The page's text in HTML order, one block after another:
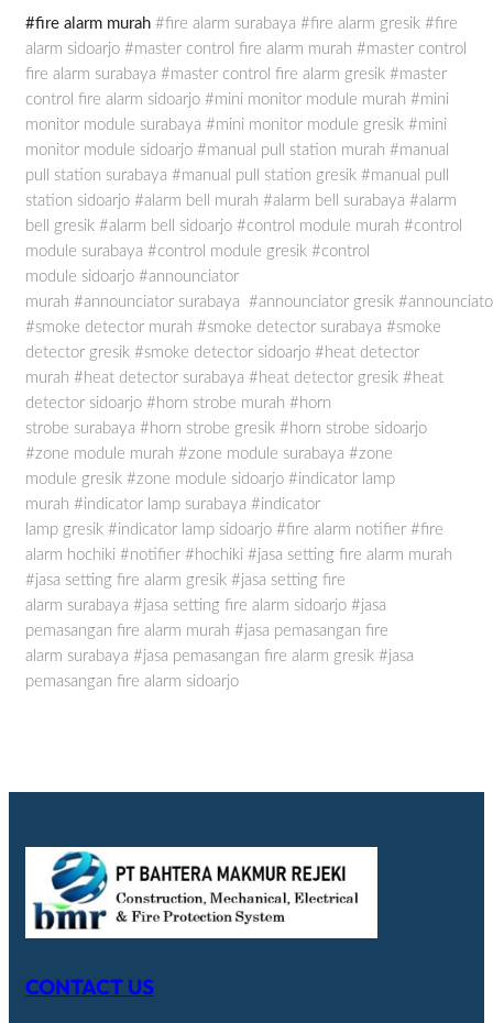
#fire alarm murah #fire alarm surabaya #fire alarm gresik #fire
alarm sidoarjo #master control fire alarm murah #master control
fire alarm surabaya #master control fire alarm gresik #master
control fire alarm sidoarjo #mini monitor module murah #mini
monitor module surabaya #mini monitor module gresik #mini
monitor module sidoarjo #manual pull station murah #manual
pull station surabaya #manual pull station gresik #manual pull
station sidoarjo #alarm bell murah #alarm bell surabaya #alarm
bell
gresik #alarm bell sidoarjo #control module murah #control
module surabaya #control module gresik #control
module sidoarjo #announciator
murah #announciator surabaya #announciator gresik
#smoke detector murah #smoke detector surabaya #smoke
detector gresik #smoke detector sidoarjo #heat detector
murah #heat detector surabaya #heat detector gresik #heat
detector sidoarjo #horn strobe murah #horn
strobe surabaya #horn strobe gresik #horn strobe sidoarjo
#zone module murah #zone module surabaya #zone
module gresik #zone module sidoarjo #indicator lamp
murah #indicator lamp surabaya #indicator
lamp gresik #indicator lamp sidoarjo #fire alarm notifier #fire
alarm hochiki #notifier #hochiki #jasa setting fire alarm murah
#jasa setting fire alarm gresik #jasa setting fire
alarm surabaya #jasa setting fire alarm sidoarjo #jasa
pemasangan fire alarm murah #jasa pemasangan fire
alarm surabaya #jasa pemasangan fire alarm gresik #jasa
pemasangan fire alarm sidoarjo
CONTACT US